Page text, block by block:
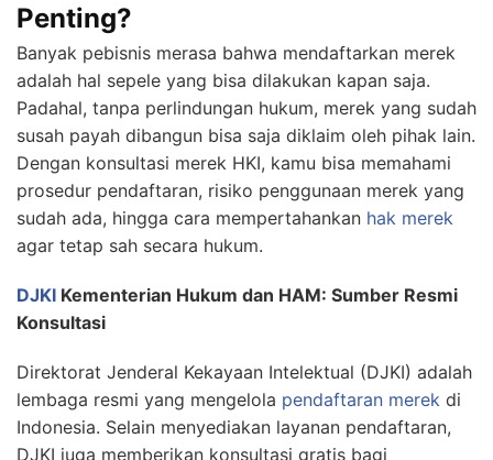
Penting?
Banyak pebisnis merasa bahwa mendaftarkan merek
adalah hal sepele yang bisa dilakukan kapan saja.
Padahal, tanpa perlindungan hukum, merek yang sudah
susah payah dibangun bisa saja diklaim oleh pihak lain.
Dengan konsultasi merek HKI, kamu bisa memahami
prosedur pendaftaran, risiko penggunaan merek yang
sudah ada, hingga cara mempertahankan hak merek
agar tetap sah secara hukum.
DJKI Kementerian Hukum dan HAM: Sumber Resmi
Konsultasi
Direktorat Jenderal Kekayaan Intelektual (DJKI) adalah
lembaga resmi yang mengelola pendaftaran merek di
Indonesia. Selain menyediakan layanan pendaftaran,
DJKI juga memberikan konsultasi gratis bagi